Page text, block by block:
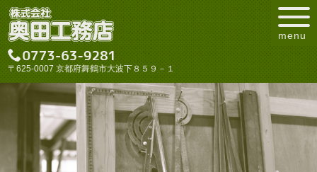
〒625-0007 京都府舞鶴市大波下８５９－１
menu